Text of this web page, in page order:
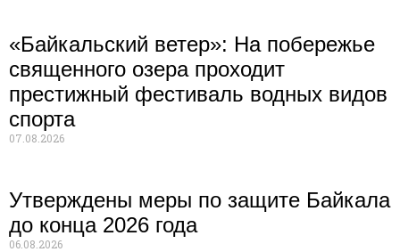
«Байкальский ветер»: На побережье
священного озера проходит
престижный фестиваль водных видов
спорта
07.08.2026
Утверждены меры по защите Байкала
до конца 2026 года
06.08.2026